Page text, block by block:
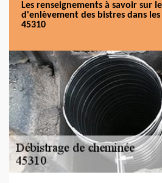
Les renseignements à savoir sur
d'enlèvement des bistres dans
45310